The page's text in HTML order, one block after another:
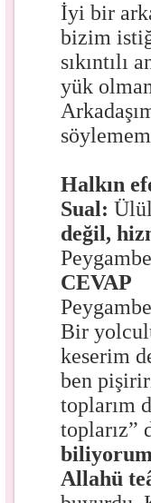
İyi bir
bizim
sıkıntılı
yük
Halkın
Sual:
değil,
CEVAP
Bir
keserim
ben
toplarım
toplarız”
Allahü